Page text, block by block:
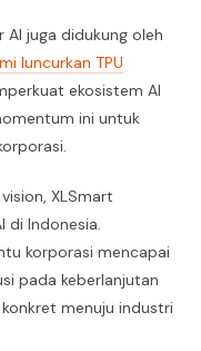
juga didukung oleh
luncurkan TPU
ekosistem AI
ini untuk
XLSmart
di Indonesia.
korporasi mencapai
pada keberlanjutan
menuju industri